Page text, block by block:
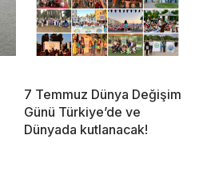
7 Temmuz Dünya Değişim
Günü Türkiye’de ve
Dünyada kutlanacak!